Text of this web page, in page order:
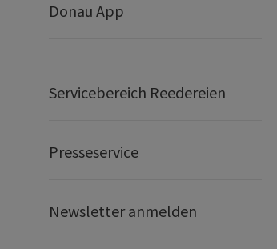
Donau App
Servicebereich Reedereien
Presseservice
Newsletter anmelden